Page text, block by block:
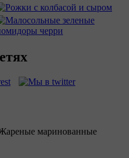
маринованные